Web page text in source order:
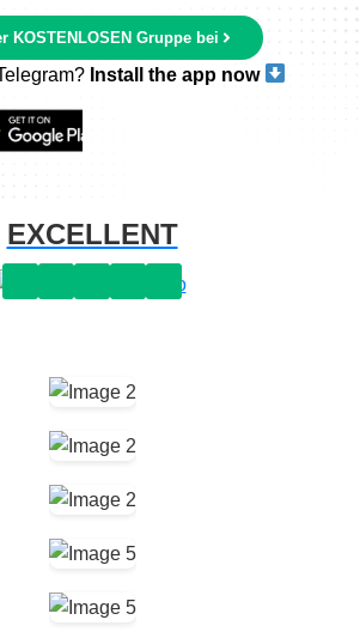
KOSTENLOSEN Gruppe bei
Install the app now
EXCELLENT